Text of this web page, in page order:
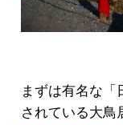
まずは有名な「
されている大鳥